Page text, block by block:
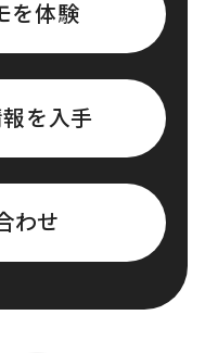
を体験
を入手
わせ